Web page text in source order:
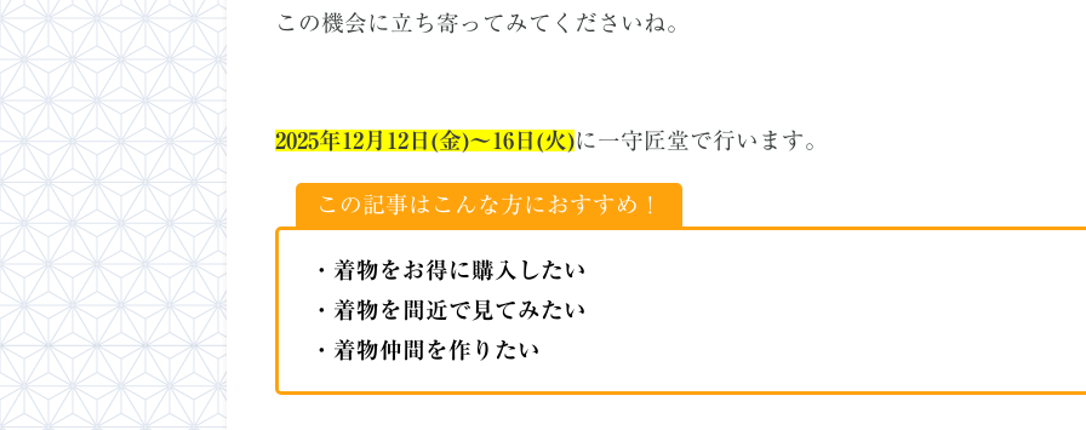
この機会に立ち寄ってみてくださいね。
2025年12月12日(金)〜16 日(火)に一守匠堂で行います。
この記事はこんな方におすすめ！
・着物をお得に購入したい
・着物を間近で見てみたい
・着物仲間を作りたい